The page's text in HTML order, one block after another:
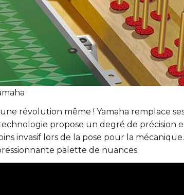
révolution même ! Yamaha remplace
propose un degré de
invasif lors de la pose pour la
palette de nuances.